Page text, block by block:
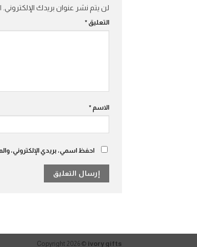
لن يتم نشر عنوان بريدك الإلكتروني.
التعليق *
الاسم *
احفظ اسمي، بريدي الإلكتروني،
Copyright 2026 © ivory gifts